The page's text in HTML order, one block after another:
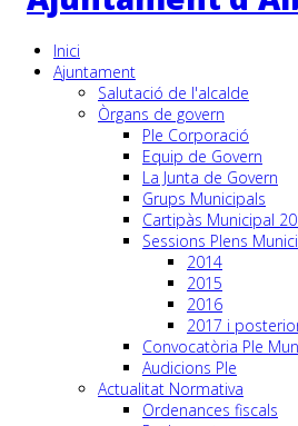
Inici
Ajuntament
Salutació de l'alcalde
Òrgans de govern
Ple Corporació
Equip de Govern
La Junta de Govern
Grups Municipals
Cartipàs Municipal
Sessions Plens
2014
2015
2016
2017 i
Convocatòria Ple
Audicions Ple
Actualitat Normativa
Ordenances fiscals